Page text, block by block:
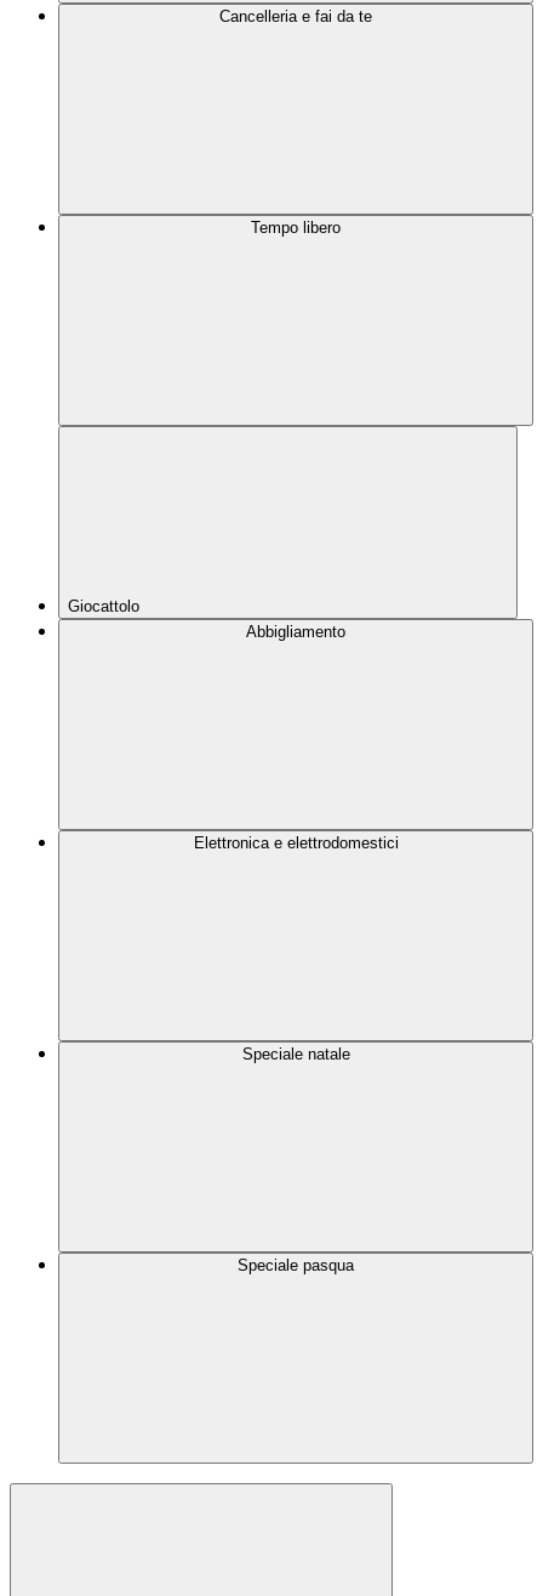
Cancelleria e fai da te
Tempo libero
Giocattolo
Abbigliamento
Elettronica e elettrodomestici
Speciale natale
Speciale pasqua